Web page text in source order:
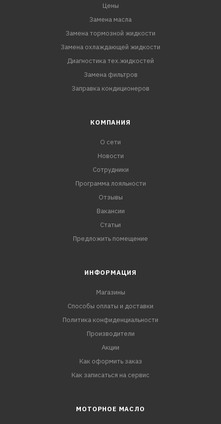
Цены
Замена масла
Замена тормозной жидкости
Замена охлаждающей жидкости
Диагностика тех.жидкостей
Замена фильтров
Заправка кондиционеров
КОМПАНИЯ
О сети
Новости
Сотрудники
Программа лояльности
Отзывы
Вакансии
Статьи
Предложить помещение
ИНФОРМАЦИЯ
Магазины
Способы оплаты и доставки
Политика конфиденциальности
Производители
Акции
Как оформить заказ
Как записаться на сервис
МОТОРНОЕ МАСЛО